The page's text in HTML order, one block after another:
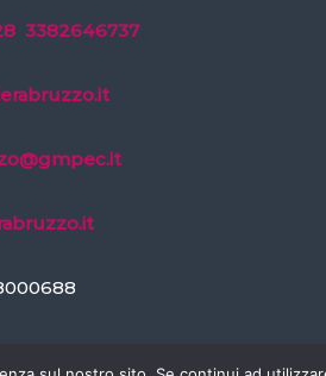
3382646737